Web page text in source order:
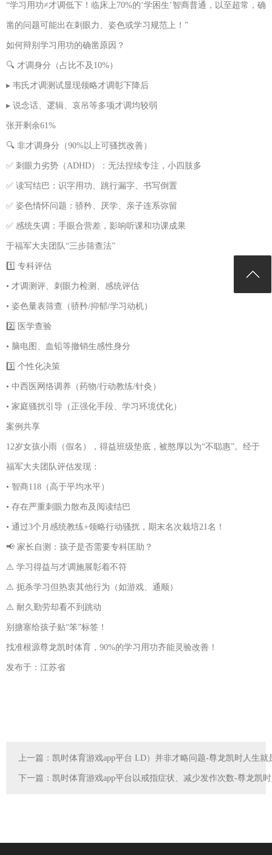
“学习用功≠才调低下！临床上70%的‘学困生’智商普通，以至超常，确
凿的问题可能出在刺眼力、姿色或学习规范上！”
如何辩别学习用功的确凿原因？
🔍 才调身分（占比不及10%）
▸ 韦氏才调测试显现领略才调彰下降后
▸ 说念话、逻辑、哀吊等多项才调均较弱
张开剩余61%
🔍 非才调身分（90%以上可骚扰改善）
✅ 刺眼力劣势（ADHD）：无法捏续专注，小四肢多
✅ 读写结巴：识字用功、跳行漏字、书写倒置
✅ 姿色情怀问题：骄矜、厌学、亲子连系弥留
✅ 感统失调：手眼合营差，影响听课和功课成果
于福军大夫团队“三步筛查法”
1️⃣ 专科评估
• 才调测评、刺眼力检测、感统评估
• 姿色量表筛查（骄矜/抑郁/学习动机）
2️⃣ 医学查验
• 脑电图、血铅等撤销生感性身分
3️⃣ 个性化决策
• 中西医网络调养（药物/行动教练/针灸）
• 家庭骚扰引导（正强化手段、学习环境优化）
案例共享
12岁女孩小雨（假名），得益班级垫底，被憨厚以为“不聪惠”。经于
福军大夫团队评估发现：
• 智商118（高于平均水平）
• 存在严重刺眼力散布及阅读结巴
• 通过3个月感统教练+领略行动骚扰，期末名次栽培21名！
📢 家长自测：孩子是否需要专科匡助？
⚠️ 学习得益与才调施展彰着不符
⚠️ 扼杀学习但热衷其他行为（如游戏、通顺）
⚠️ 耐久勤劳却看不到跳动
别搪塞给孩子贴“笨”标签！
找准根源尊龙凯时体育，90%的学习用功齐能灵验改善！
发布于：江苏省
上一篇： 凯时体育游戏app平台 LD）并非才略问题-尊龙凯时人生就
下一篇： 凯时体育游戏app平台以戒指症状、减少发作次数-尊龙凯